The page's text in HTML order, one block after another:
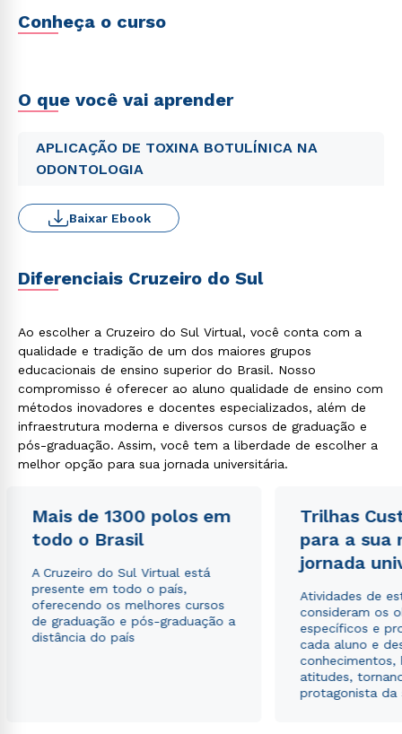
Conheça o curso
O que você vai aprender
APLICAÇÃO DE TOXINA BOTULÍNICA NA
ODONTOLOGIA
Baixar Ebook
Diferenciais Cruzeiro do Sul
Ao escolher a Cruzeiro do Sul Virtual, você conta com a
qualidade e tradição de um dos maiores grupos
educacionais de ensino superior do Brasil. Nosso
compromisso é oferecer ao aluno qualidade de ensino com
métodos inovadores e docentes especializados, além de
infraestrutura moderna e diversos cursos de graduação e
pós-graduação. Assim, você tem a liberdade de escolher a
melhor opção para sua jornada universitária.
Mais de 1300 polos em
todo o Brasil
A Cruzeiro do Sul Virtual está
presente em todo o país,
oferecendo os melhores cursos
de graduação e pós-graduação a
distância do país
Trilhas
para a sua
jornada
Atividades de
consideram os
específicos e
cada aluno e
conhecimentos,
atitudes,
protagonista da